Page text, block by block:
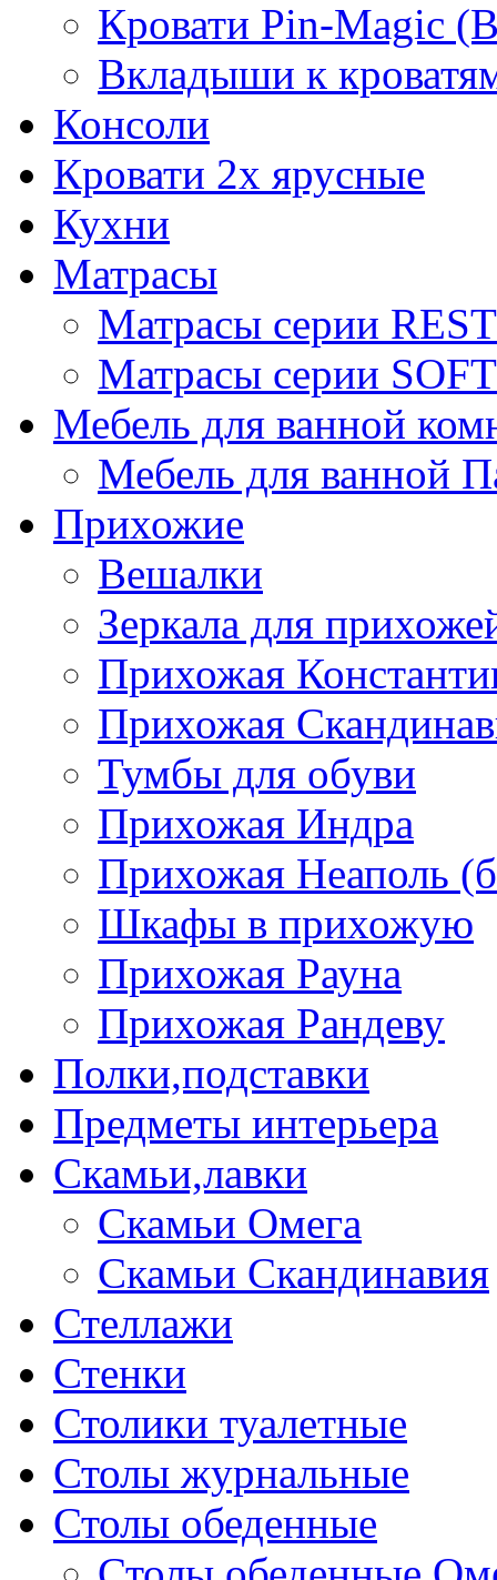
Кровати Pin-Magic
Вкладыши к
Консоли
Кровати 2х ярусные
Кухни
Матрасы
Матрасы серии REST
Матрасы серии SOFT
Мебель для ванной
Мебель для ванной
Прихожие
Вешалки
Зеркала для
Прихожая
Прихожая
Тумбы для обуви
Прихожая Индра
Прихожая Неаполь
Шкафы в прихожую
Прихожая Рауна
Прихожая Рандеву
Полки,подставки
Предметы интерьера
Скамьи,лавки
Скамьи Омега
Скамьи Скандинавия
Стеллажи
Стенки
Столики туалетные
Столы журнальные
Столы обеденные